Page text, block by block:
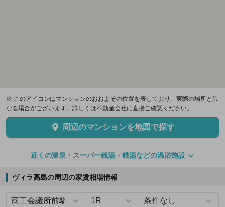
※ このアイコンはマンションのおおよその位置を表しており、実際の場所と異
なる場合がございます。詳しくは不動産会社に直接ご確認ください。
周辺のマンションを地図で探す
近くの温泉・スーパー銭湯・銭湯などの温浴施設
ヴィラ高島の周辺の家賃相場情報